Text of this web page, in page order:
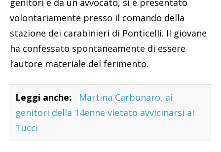
genitori e da un avvocato, si è presentato
volontariamente presso il comando della
stazione dei carabinieri di Ponticelli. Il giovane
ha confessato spontaneamente di essere
l’autore materiale del ferimento.
Leggi anche:
Martina Carbonaro, ai
genitori della 14enne vietato avvicinarsi ai
Tucci